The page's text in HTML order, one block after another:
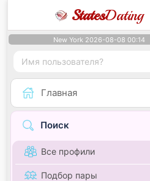
StatesDating
New York 2026-08-08 00:14
Главная
Поиск
Все профили
Подбор пары